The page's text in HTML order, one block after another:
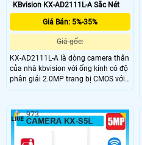
KBvision KX-AD2111L-A Sắc Nét
Giá Bán: 5%-35%
Giá gốc:
KX-AD2111L-A là dòng camera thân
của nhà kbvision với ống kính có độ
phân giải 2.0MP trang bị CMOS với
độ phân giải 2.0MP cho ra hình ảnh
có màu vào ban đêm với khoảng
cách lên đến 20m, trang bị micro
giúp thu âm trực tiếp
973